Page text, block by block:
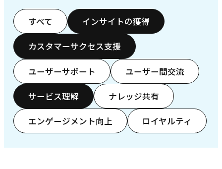
すべて インサイトの獲得
カスタマーサクセス支援
ユーザーサポート ユーザー間交流
サービス理解 ナレッジ共有
エンゲージメント向上 ロイヤルティ